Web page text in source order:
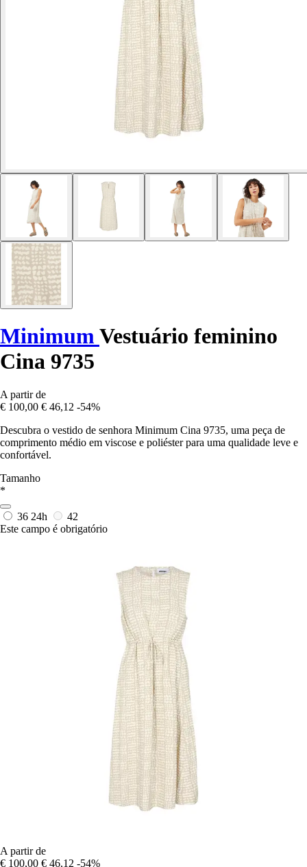
Minimum Vestuário feminino
Cina 9735
A partir de
€ 100,00 € 46,12 -54%
Descubra o vestido de senhora Minimum Cina 9735, uma peça de
comprimento médio em viscose e poliéster para uma qualidade leve e
confortável.
Tamanho
*
36 24h
42
Este campo é obrigatório
A partir de
€ 100,00 € 46,12 -54%